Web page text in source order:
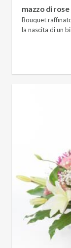
mazzo di
Bouquet
la nascita di un